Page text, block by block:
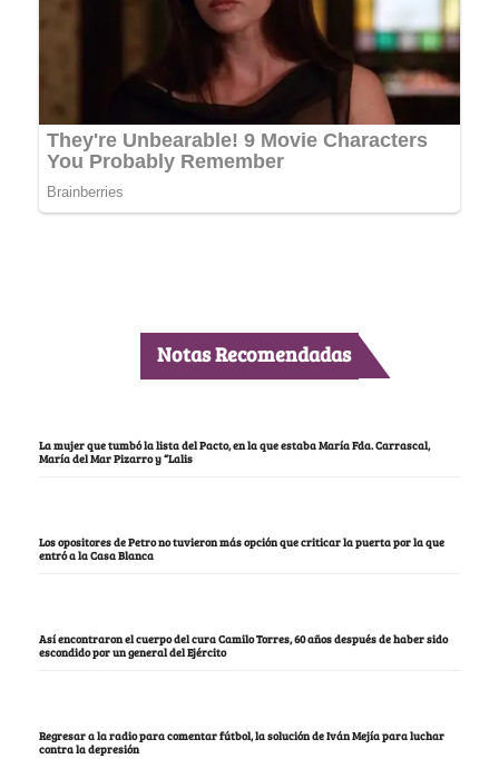
Notas Recomendadas
La mujer que tumbó la lista del Pacto, en la que estaba María Fda. Carrascal,
María del Mar Pizarro y “Lalis
Los opositores de Petro no tuvieron más opción que criticar la puerta por la que
entró a la Casa Blanca
Así encontraron el cuerpo del cura Camilo Torres, 60 años después de haber sido
escondido por un general del Ejército
Regresar a la radio para comentar fútbol, la solución de Iván Mejía para luchar
contra la depresión